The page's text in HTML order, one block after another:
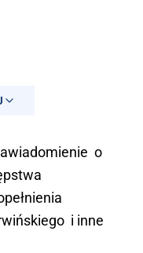
o
i inne